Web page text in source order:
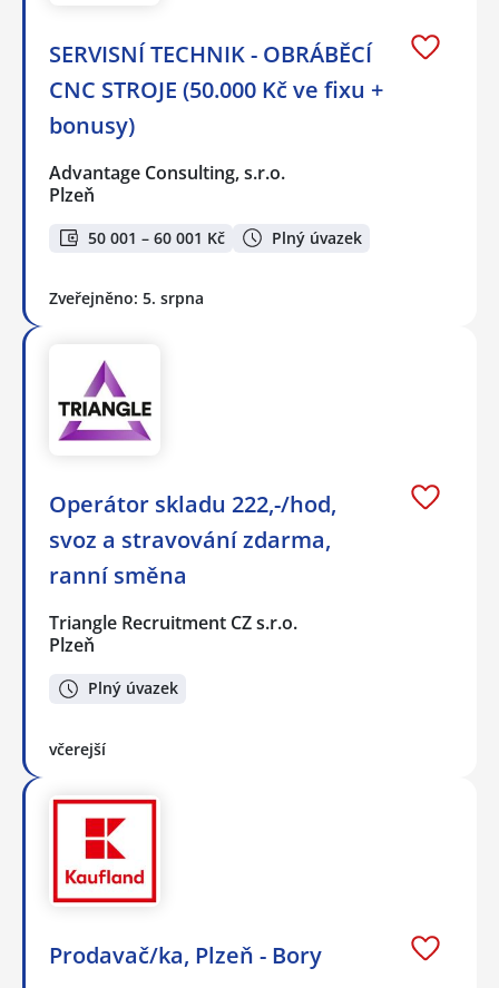
SERVISNÍ TECHNIK - OBRÁBĚCÍ
CNC STROJE (50.000 Kč ve fixu +
bonusy)
Advantage Consulting, s.r.o.
Plzeň
50 001 – 60 001 Kč Plný úvazek
Zveřejněno: 5. srpna
Operátor skladu 222,-/hod,
svoz a stravování zdarma,
ranní směna
Triangle Recruitment CZ s.r.o.
Plzeň
Plný úvazek
včerejší
Prodavač/ka, Plzeň - Bory